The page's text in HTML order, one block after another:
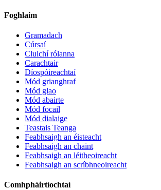
Foghlaim
Gramadach
Cúrsaí
Cluichí rólanna
Carachtair
Díospóireachtaí
Mód grianghraf
Mód glao
Mód abairte
Mód focail
Mód dialaige
Teastais Teanga
Feabhsaigh an éisteacht
Feabhsaigh an chaint
Feabhsaigh an léitheoireacht
Feabhsaigh an scríbhneoireacht
Comhpháirtíochtaí